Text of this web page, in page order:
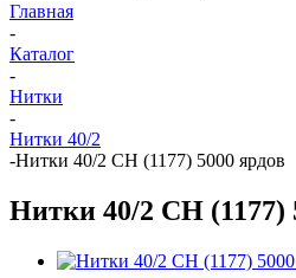
Главная
-
Каталог
-
Нитки
-
Нитки 40/2
-Нитки 40/2 СН (1177) 5000 ярдов
Нитки 40/2 СН (1177)